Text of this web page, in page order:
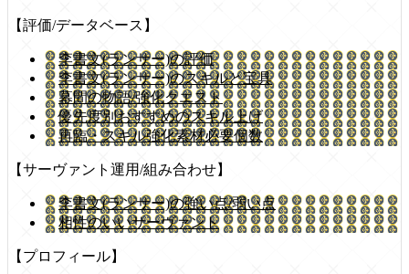
【評価/データベース】
李書文(ランサー)の評価
李書文(ランサー)のスキルと宝具
幕間の物語/強化クエスト
優先度別おすすめのスキル上げ
再臨・スキル強化素材必要個数
【サーヴァント運用/組み合わせ】
李書文(ランサー)の強い点/弱い点
相性のいいサーヴァント
【プロフィール】